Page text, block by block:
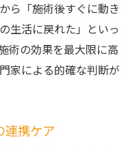
ら「施術後すぐに動き
生活に戻れた」といっ
術の効果を最大限に高
家による的確な判断が
連携ケア